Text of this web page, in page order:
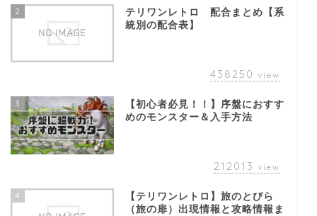
2
テリワンレトロ 配合まとめ【系
統別の配合表】
438250 view
3
【初心者必見！！】序盤におすす
めのモンスター＆入手方法
212013 view
4
【テリワンレトロ】旅のとびら
（旅の扉）出現情報と攻略情報ま